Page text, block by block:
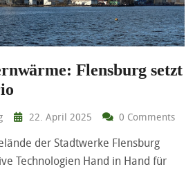
Flensburg setzt
22. April 2025 0 Comments
der Stadtwerke Flensburg
Technologien Hand in Hand für